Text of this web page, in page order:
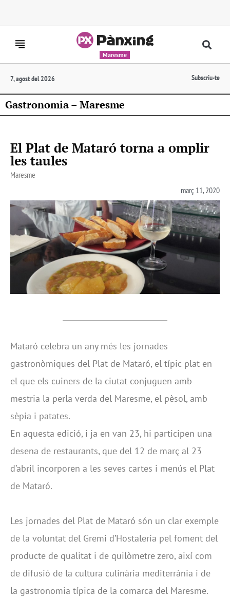
Maresme
7, agost del 2026 Subscriu-te
Gastronomia – Maresme
El Plat de Mataró torna a omplir
les taules
Maresme
març 11, 2020
Mataró celebra un any més les jornades
gastronòmiques del Plat de Mataró, el típic plat en
el que els cuiners de la ciutat conjuguen amb
mestria la perla verda del Maresme, el pèsol, amb
sèpia i patates.
En aquesta edició, i ja en van 23, hi participen una
desena de restaurants, que del 12 de març al 23
d’abril incorporen a les seves cartes i menús el Plat
de Mataró.
Les jornades del Plat de Mataró són un clar exemple
de la voluntat del Gremi d’Hostaleria pel foment del
producte de qualitat i de quilòmetre zero, així com
de difusió de la cultura culinària mediterrània i de
la gastronomia típica de la comarca del Maresme.